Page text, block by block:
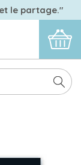
le partage."